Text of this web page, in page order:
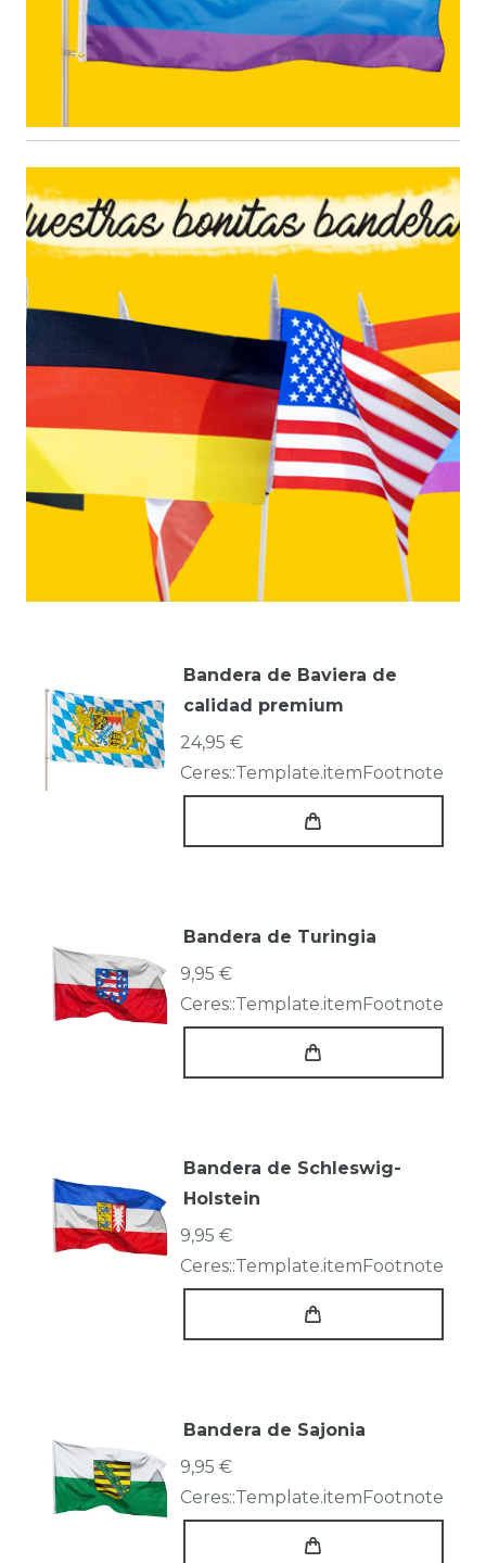
Bandera de Baviera de
calidad premium
24,95 €
Ceres::Template.itemFootnote
Bandera de Turingia
9,95 €
Ceres::Template.itemFootnote
Bandera de Schleswig-
Holstein
9,95 €
Ceres::Template.itemFootnote
Bandera de Sajonia
9,95 €
Ceres::Template.itemFootnote